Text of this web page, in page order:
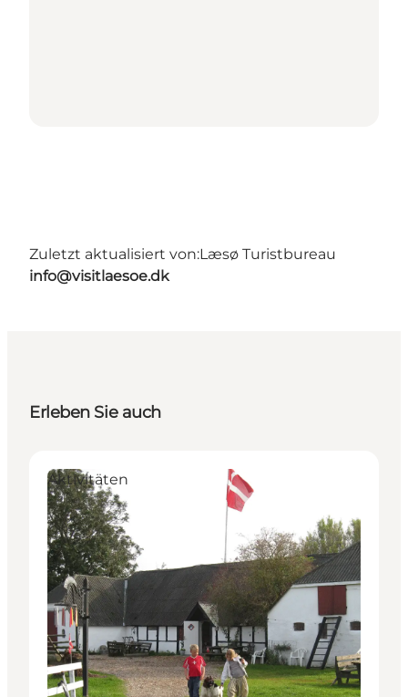
Zuletzt aktualisiert von:Læsø Turistbureau
info@visitlaesoe.dk
Erleben Sie auch
Aktivitäten